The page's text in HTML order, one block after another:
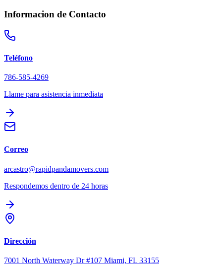
Informacion de Contacto
Teléfono
786-585-4269
Llame para asistencia inmediata
Correo
arcastro@rapidpandamovers.com
Respondemos dentro de 24 horas
Dirección
7001 North Waterway Dr #107 Miami, FL 33155